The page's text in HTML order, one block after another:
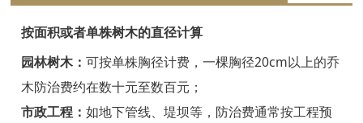
江山白蚁防治
常山白蚁防治
开化白蚁防治
按面积或者单株树木的直径计算
园林树木： 可按单株胸径计费，一棵胸径20cm以上的乔
木防治费约在数十元至数百元；
市政工程： 如地下管线、堤坝等，防治费通常按工程预